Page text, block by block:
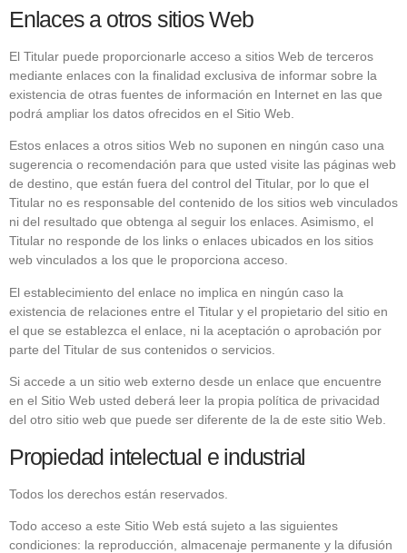
Enlaces a otros sitios Web
El Titular puede proporcionarle acceso a sitios Web de terceros
mediante enlaces con la finalidad exclusiva de informar sobre la
existencia de otras fuentes de información en Internet en las que
podrá ampliar los datos ofrecidos en el Sitio Web.
Estos enlaces a otros sitios Web no suponen en ningún caso una
sugerencia o recomendación para que usted visite las páginas web
de destino, que están fuera del control del Titular, por lo que el
Titular no es responsable del contenido de los sitios web vinculados
ni del resultado que obtenga al seguir los enlaces. Asimismo, el
Titular no responde de los links o enlaces ubicados en los sitios
web vinculados a los que le proporciona acceso.
El establecimiento del enlace no implica en ningún caso la
existencia de relaciones entre el Titular y el propietario del sitio en
el que se establezca el enlace, ni la aceptación o aprobación por
parte del Titular de sus contenidos o servicios.
Si accede a un sitio web externo desde un enlace que encuentre
en el Sitio Web usted deberá leer la propia política de privacidad
del otro sitio web que puede ser diferente de la de este sitio Web.
Propiedad intelectual e industrial
Todos los derechos están reservados.
Todo acceso a este Sitio Web está sujeto a las siguientes
condiciones: la reproducción, almacenaje permanente y la difusión